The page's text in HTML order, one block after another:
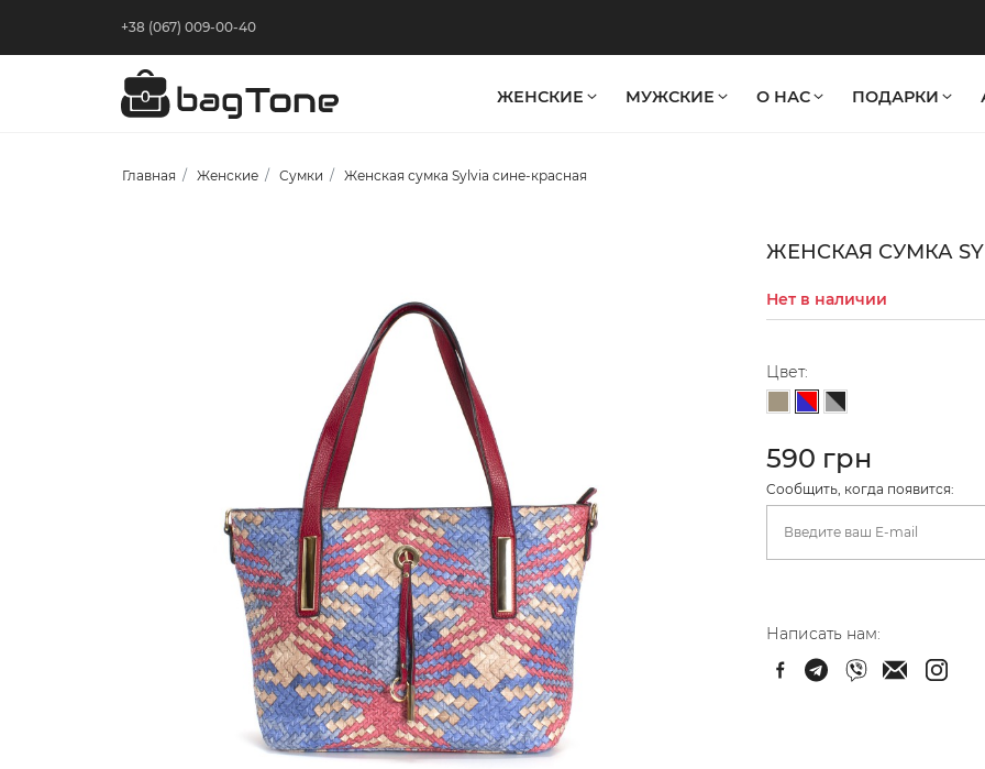
+38 (067) 009-00-40
ЖЕНСКИЕ МУЖСКИЕ О НАС ПОДАРКИ
Главная Женские Сумки Женская сумка Sylvia сине-красная
ЖЕНСКАЯ СУМКА
Нет в наличии
Цвет:
Серо-бежевыйСеро-черный
590 грн
Cообщить, когда появится:
Написать нам: